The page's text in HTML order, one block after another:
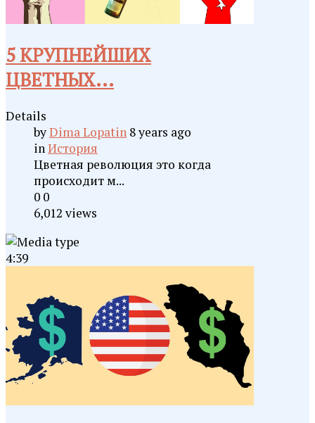
5 КРУПНЕЙШИХ
ЦВЕТНЫХ...
Details
byDima Lopatin 8 years ago
inИстория
Цветная революция это когда
происходит м...
0 0
6,012 views
4:39